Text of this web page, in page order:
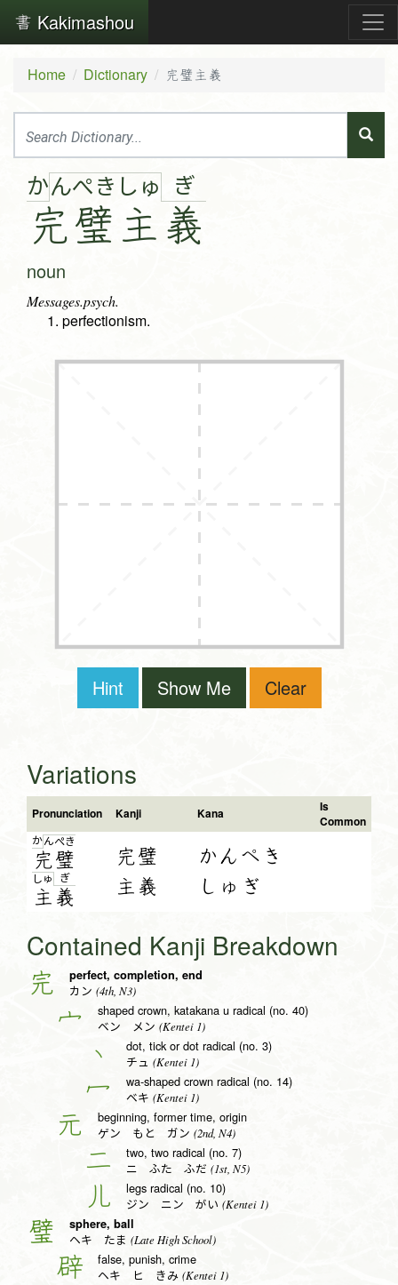
Kakimashou
Home Dictionary 完璧主義
かん
完
ぺ き
璧
しゅ
主
ぎ
義
noun
Messages.psych.
perfectionism.
Hint Show Me Clear
Variations
Pronunciation Kanji Kana
Is
Common
かん
完
ぺき
璧
しゅ
主
ぎ
義
完璧
主義
かんぺき
しゅぎ
Contained Kanji Breakdown
完 perfect, completion, end
カン (4th, N3)
宀 shaped crown, katakana u radical (no. 40)
ベン メン (Kentei 1)
丶 dot, tick or dot radical (no. 3)
チュ (Kentei 1)
冖 wa-shaped crown radical (no. 14)
ベキ (Kentei 1)
元 beginning, former time, origin
ゲン もと ガン (2nd, N4)
二 two, two radical (no. 7)
ニ ふた ふだ (1st, N5)
儿 legs radical (no. 10)
ジン ニン がい (Kentei 1)
璧 sphere, ball
ヘキ たま (Late High School)
辟 false, punish, crime
ヘキ ヒ きみ (Kentei 1)